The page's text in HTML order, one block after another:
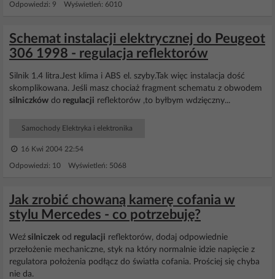
Odpowiedzi: 9 Wyświetleń: 6010
Schemat instalacji elektrycznej do Peugeot
306 1998 - regulacja reflektorów
Silnik 1.4 litra.Jest klima i ABS el. szyby.Tak więc instalacja dość
skomplikowana. Jeśli masz chociaż fragment schematu z obwodem
silniczków do regulacji reflektorów ,to byłbym wdzięczny...
Samochody Elektryka i elektronika
16 Kwi 2004 22:54
Odpowiedzi: 10 Wyświetleń: 5068
Jak zrobić chowaną kamerę cofania w
stylu Mercedes - co potrzebuję?
Weź silniczek od regulacji reflektorów, dodaj odpowiednie
przełożenie mechaniczne, styk na który normalnie idzie napięcie z
regulatora położenia podłącz do światła cofania. Prościej się chyba
nie da.